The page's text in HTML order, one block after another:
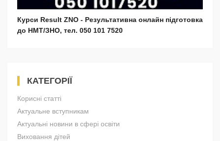
Курси Result ZNO - Результативна онлайн підготовка
до НМТ/ЗНО, тел. 050 101 7520
КАТЕГОРІЇ
Корисні статті
Актуальне вступникам
Актуальні новини в сфері освіти
Виховання дітей